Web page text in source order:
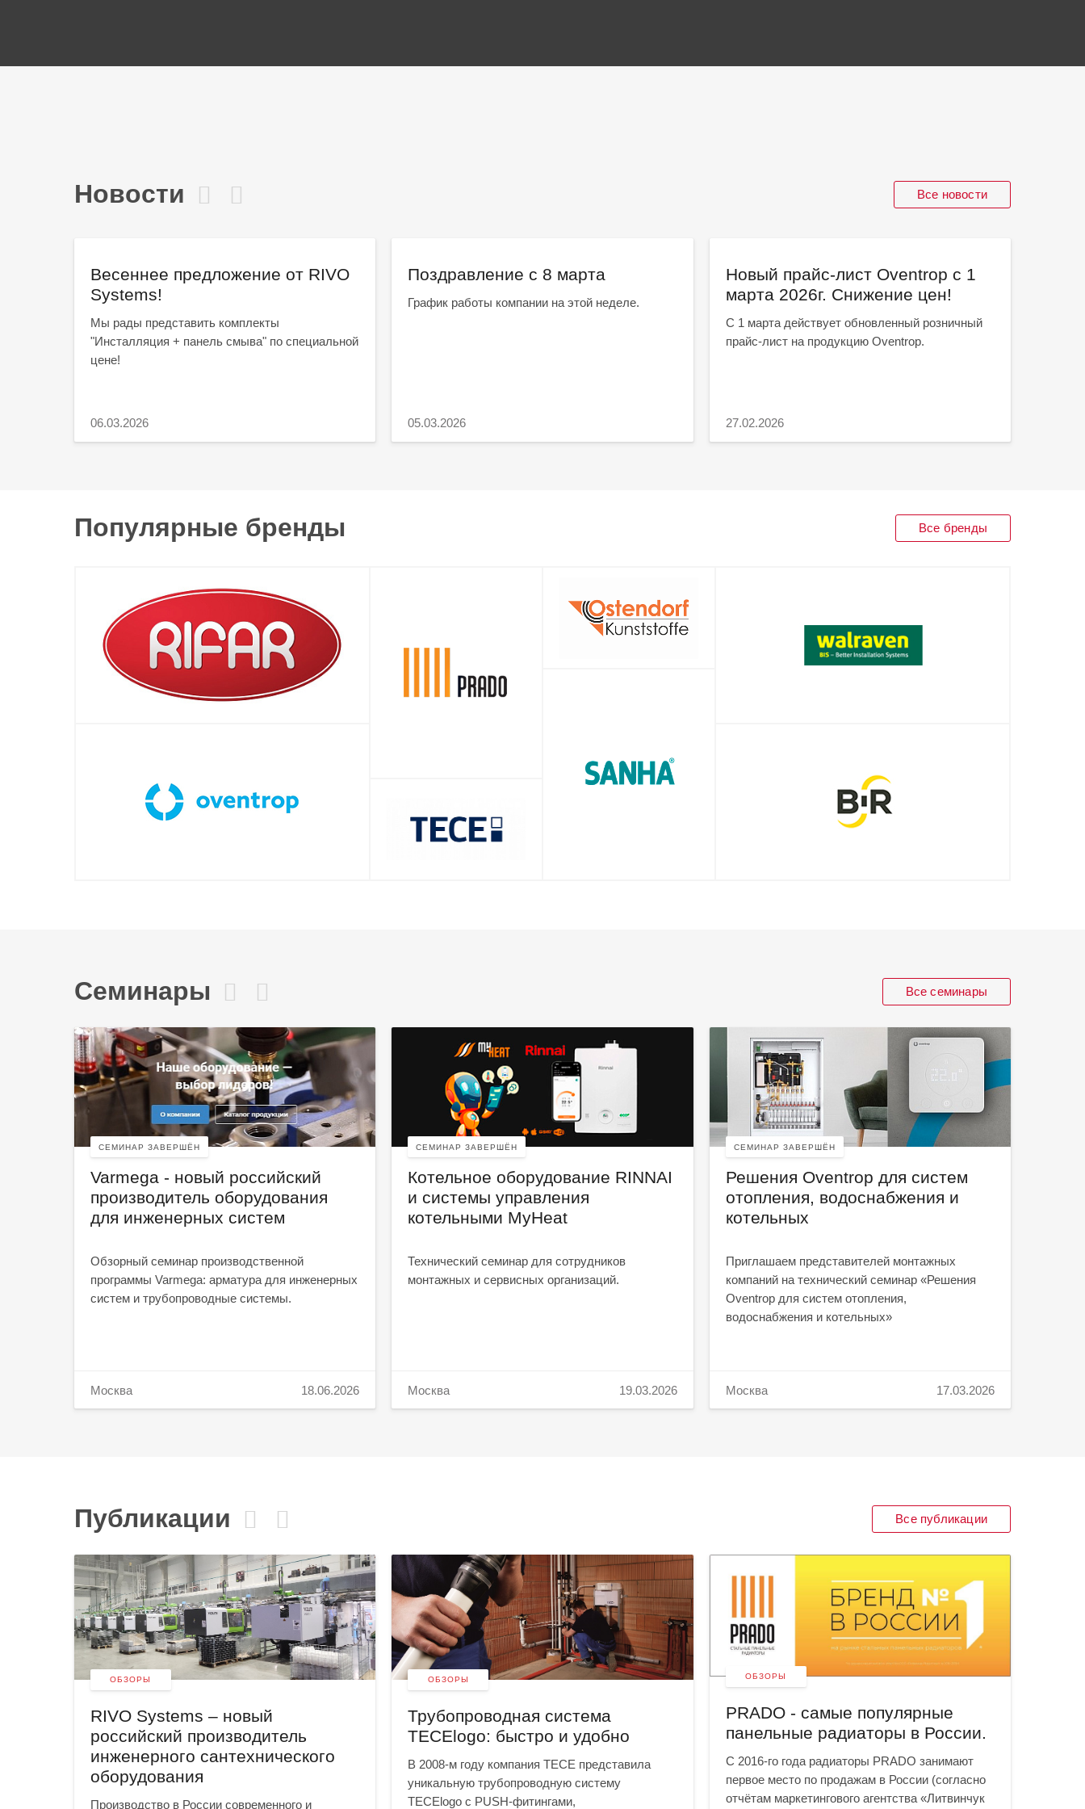
Новости Все новости
Весеннее предложение от RIVO
Systems!
Мы рады представить комплекты
"Инсталляция + панель смыва" по специальной
цене!
06.03.2026
Поздравление с 8 марта
График работы компании на этой неделе.
05.03.2026
Новый прайс-лист Oventrop с 1
марта 2026г. Снижение цен!
С 1 марта действует обновленный розничный
прайс-лист на продукцию Oventrop.
27.02.2026
Популярные бренды Все бренды
Семинары Все семинары
СЕМИНАР ЗАВЕРШЁН
Varmega - новый российский
производитель оборудования
для инженерных систем
Обзорный семинар производственной
программы Varmega: арматура для инженерных
систем и трубопроводные системы.
Москва 18.06.2026
СЕМИНАР ЗАВЕРШЁН
Котельное оборудование RINNAI
и системы управления
котельными MyHeat
Технический семинар для сотрудников
монтажных и сервисных организаций.
Москва 19.03.2026
СЕМИНАР ЗАВЕРШЁН
Решения Oventrop для систем
отопления, водоснабжения и
котельных
Приглашаем представителей монтажных
компаний на технический семинар «Решения
Oventrop для систем отопления,
водоснабжения и котельных»
Москва 17.03.2026
Публикации Все публикации
ОБЗОРЫ
RIVO Systems – новый
российский производитель
инженерного сантехнического
оборудования
Производство в России современного и
ОБЗОРЫ
Трубопроводная система
TECElogo: быстро и удобно
В 2008-м году компания TECE представила
уникальную трубопроводную систему
TECElogo с PUSH-фитингами,
ОБЗОРЫ
PRADO - самые популярные
панельные радиаторы в России.
С 2016-го года радиаторы PRADO занимают
первое место по продажам в России (согласно
отчётам маркетингового агентства «Литвинчук